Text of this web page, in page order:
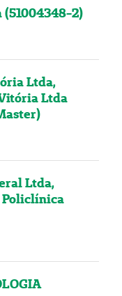
2)
Ltda,
Ltda
Ltda,
Policlínica